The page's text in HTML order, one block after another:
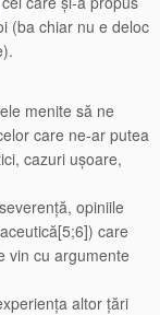
(ba chiar nu e deloc
menite să ne
care ne-ar putea
cazuri ușoare,
opiniile
care
vin cu argumente
altor țări